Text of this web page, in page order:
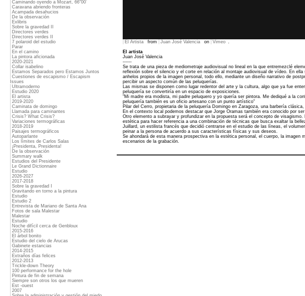
Caminando oyendo a Mozart, 66"00´
Caravana abriendo fronteras
Acampada desahucios
De la observación
Exlibris
Sobre la gravedad II
Directores verdes
Directores verdes II
7 polaroid del estudio
Parar
En el camino
La pintora aficionada
2020-2021
Collar isabelino
Estamos Separados pero Estamos Juntos
Cuestiones de escapismo / Escapism
Issues
Ultramoderno
Estudio 2020
El artista
2019-2020
Caminata de domingo
Llamada para caminantes
Crisis? What Crisis?
Variaciones termográficas
2018-2019
Paisajes termográficos
Autoparlante
Los límites de Carlos Salas
¡Presidenta, Presidenta!
De la observación
Summary walk
Estudios del Presidente
Le Grand Dictionnaire
Estudio
2026-2027
2017-2018
Sobre la gravedad I
Gravitando en torno a la pintura
Estudio
Estudio 2
Entrevista de Mariano de Santa Ana
Fotos de sala Malestar
Malestar
Estudio
Noche difícil cerca de Genbloux
2015-2016
El árbol bonito
Estudio del cielo de Arucas
Gabinete estancias
2014-2015
Extraños días felices
2012-2013
Trickle-down Theory
100 performance for the hole
Pintura de fin de semana
Siempre son otros los que mueren
Est -ouest
2007
El Artista from Juan José Valencia on Vimeo .
El artista
Juan José Valencia
------
Se trata de una pieza de mediometraje audiovisual no lineal en la que entremezclé
reflexión sobre el silencio y el corte en relación al montaje audiovisual de vídeo. En
anhelos propios de la imagen personal, todo ello, mediante un diseño narrativo de
percibir un aspecto común de las peluquerías.
Las mismas se disponen como lugar redentor del arte y la cultura, algo que ya fue
peluquería se convertiría en un espacio de exposiciones.
"Mi madre era modista, mi padre peluquero y yo quería ser pintora. Me dediqué a la
peluquería también es un oficio artesano con un punto artístico"
Pilar del Cerro, propietaria de la peluquería Domingo en Zaragoza, una barbería
En el contexto local podemos destacar que Jorge Oramas también era conocido por
Otro elemento a subrayar y profundizar en la propuesta será el concepto de
estética para hacer referencia a una combinación de técnicas que busca exaltar la
Juillard, un estilista francés que decidió centrarse en el estudio de las líneas, el
peinar a la persona de acuerdo a sus características físicas y sus deseos.
Se ahondará de esta manera prospectiva en la estética personal, el cuerpo, la
escenarios de la grabación.